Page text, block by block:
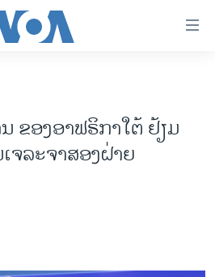
ສະຫະລັດ 2024
ຂອງອາຟຣິກາໃຕ້ ຢ້ຽມ
ຈລະຈາສອງຝ່າຍ